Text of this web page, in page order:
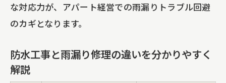
な対応力が、アパート経営での雨漏りトラブル回避
のカギとなります。
防水工事と雨漏り修理の違いを分かりやすく
解説